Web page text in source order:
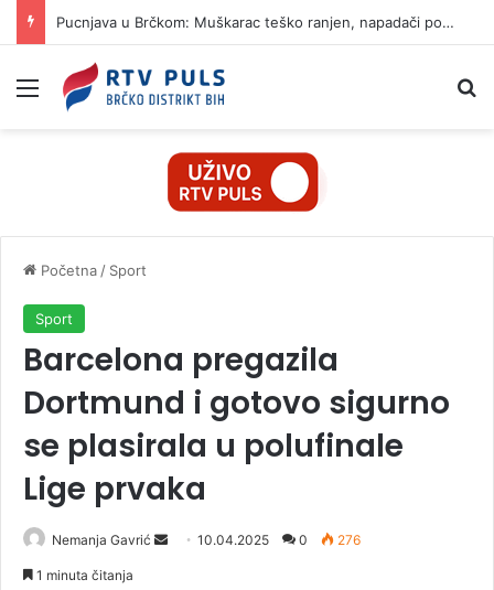
Pucnjava u Brčkom: Muškarac teško ranjen, napadači pobjegli na motociklima
Izbornik
Početna / Sport
Sport
Barcelona pregazila
Dortmund i gotovo sigurno
se plasirala u polufinale
Lige prvaka
Nemanja Gavrić 10.04.2025 0 276
1 minuta čitanja